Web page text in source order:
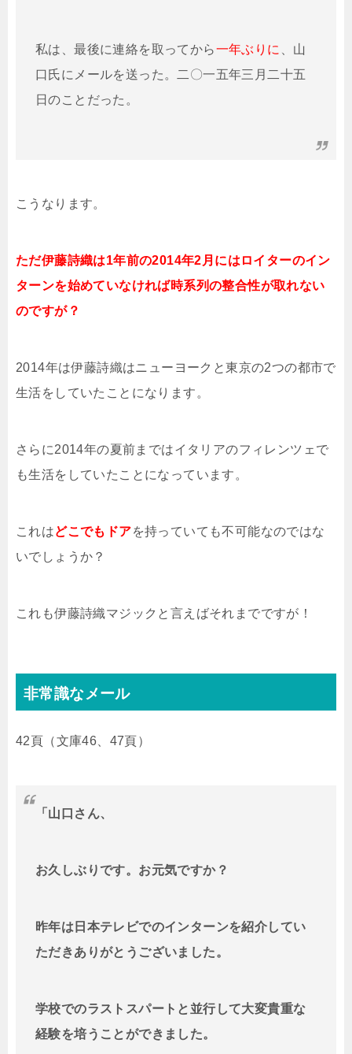
私は、最後に連絡を取ってから一年ぶりに
、山
口氏にメールを送った。二〇一五年三月二十五
日のことだった。
こうなります。
ただ伊藤詩織は1年前の2014年2月にはロイターのイン
ターンを始めていなければ時系列の整合性が取れない
のですが？
2014年は伊藤詩織はニューヨークと東京の2つの都市で
生活をしていたことになります。
さらに2014年の夏前まではイタリアのフィレンツェで
も生活をしていたことになっています。
これはどこでもドアを持っていても不可能なのではな
いでしょうか？
これも伊藤詩織マジックと言えばそれまでですが！
非常識なメール
42頁（文庫46、47頁）
「山口さん、
お久しぶりです。お元気ですか？
昨年は日本テレビでのインターンを紹介してい
ただきありがとうございました。
学校でのラストスパートと並行して大変貴重な
経験を培うことができました。